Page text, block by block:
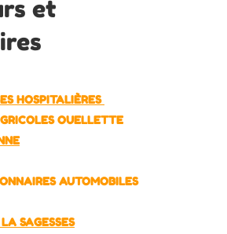
et
HOSPITALIÈRES
OUELLETTE
AUTOMOBILES
SAGESSES